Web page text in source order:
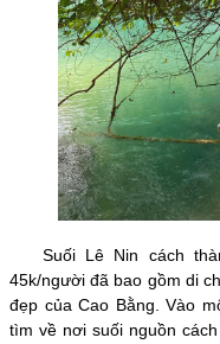
Suối Lê Nin cách
45k/người đã bao gồm di
đẹp của Cao Bằng. Vào
tìm về nơi suối nguồn